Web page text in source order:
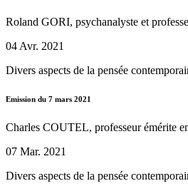
Roland GORI, psychanalyste et
04 Avr. 2021
Divers aspects de la pensée
Emission du 7 mars 2021
Charles COUTEL, professeur émérite
07 Mar. 2021
Divers aspects de la pensée